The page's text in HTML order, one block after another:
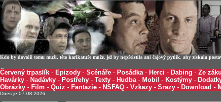
Kdo by dovolil tomu muži, této karikatuře muže, jež by nepřelstila ani čajový pytlík, aby získala
Červený trpaslík - Epizody - Scénáře - Posádka- Herci - Dabing - Ze
Havárky - Nadávky - Postřehy - Texty - Hudba- Mobil - Kostýmy -
Obrázky - Film - Quiz - Fantazie - NSFAQ - Vzkazy - Srazy - Download -
Dnes je 07.08.2026